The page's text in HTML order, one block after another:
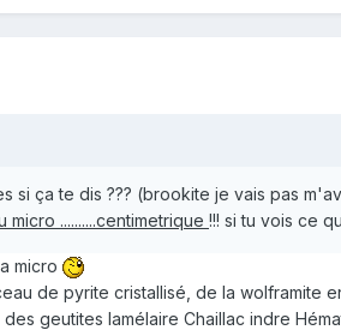
si ça te dis ??? (brookite je vais pas
..........centimetrique !!! si tu vois ce
micro
de pyrite cristallisé, de la wolframite
geutites lamélaire Chaillac indre